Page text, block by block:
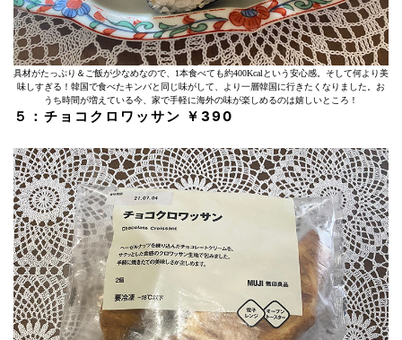
具材がたっぷり＆ご飯が少なめなので、1本食べても約400Kcalという安心感。そして何より美
味しすぎる！韓国で食べたキンパと同じ味がして、より一層韓国に行きたくなりました。お
うち時間が増えている今、家で手軽に海外の味が楽しめるのは嬉しいところ！
５：チョコクロワッサン ￥390